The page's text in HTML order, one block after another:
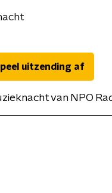
uitzending af
van NPO